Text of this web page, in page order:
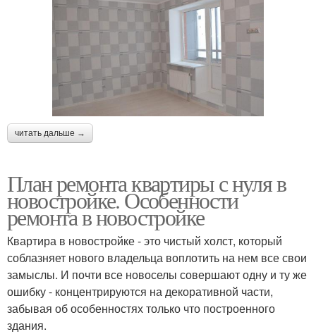
читать дальше →
План ремонта квартиры с нуля в
новостройке. Особенности
ремонта в новостройке
Квартира в новостройке - это чистый холст, который
соблазняет нового владельца воплотить на нем все свои
замыслы. И почти все новоселы совершают одну и ту же
ошибку - концентрируются на декоративной части,
забывая об особенностях только что построенного
здания.